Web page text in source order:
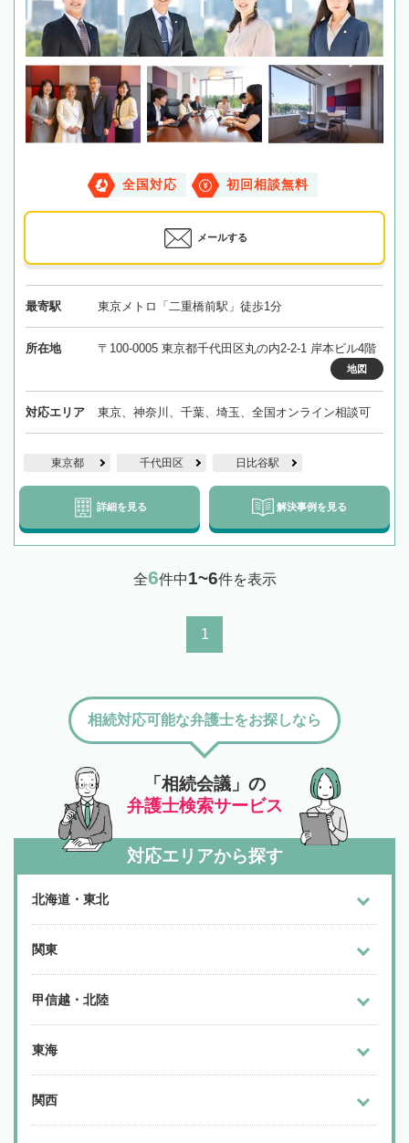
全国対応 初回相談無料
メールする
最寄駅 東京メトロ「二重橋前駅」徒歩1分
所在地 〒100-0005 東京都千代田区丸の内2-2-1 岸本ビル4階
地図
対応エリア 東京、神奈川、千葉、埼玉、全国オンライン相談可
東京都 千代田区 日比谷駅
詳細を見る 解決事例を見る
全6件中1~6件を表示
1
「相続会議」の
弁護士検索サービス
相続対応可能な弁護士をお探しなら
対応エリアから探す
北海道・東北
関東
甲信越・北陸
東海
関西